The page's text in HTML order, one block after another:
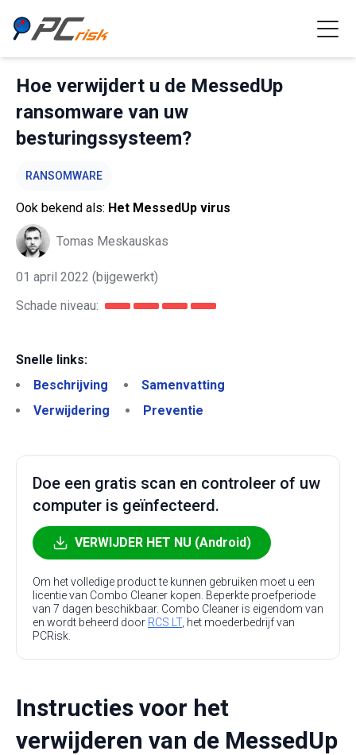
Hoe verwijdert u de MessedUp
ransomware van uw
besturingssysteem?
RANSOMWARE
Ook bekend als: Het MessedUp virus
Tomas Meskauskas
01 april 2022 (bijgewerkt)
Schade niveau:
Snelle links:
Beschrijving
Samenvatting
Verwijdering
Preventie
Doe een gratis scan en controleer of uw
computer is geïnfecteerd.
VERWIJDER HET NU (Android)
Om het volledige product te kunnen gebruiken moet u een
licentie van Combo Cleaner kopen. Beperkte proefperiode
van 7 dagen beschikbaar. Combo Cleaner is eigendom van
en wordt beheerd door RCS LT, het moederbedrijf van
PCRisk.
Instructies voor het
verwijderen van de MessedUp